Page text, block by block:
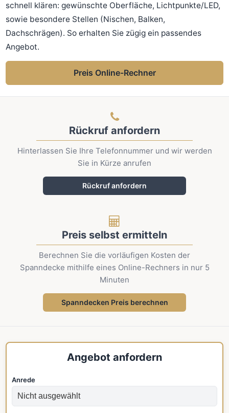
schnell klären: gewünschte Oberfläche, Lichtpunkte/LED,
sowie besondere Stellen (Nischen, Balken,
Dachschrägen). So erhalten Sie zügig ein passendes
Angebot.
Preis Online-Rechner
Rückruf anfordern
Hinterlassen Sie Ihre Telefonnummer und wir werden
Sie in Kürze anrufen
Rückruf anfordern
Preis selbst ermitteln
Berechnen Sie die vorläufigen Kosten der
Spanndecke mithilfe eines Online-Rechners in nur 5
Minuten
Spanndecken Preis berechnen
Angebot anfordern
Anrede